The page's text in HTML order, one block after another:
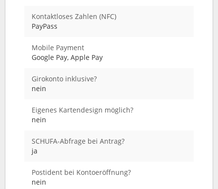
Kontaktloses Zahlen (NFC)
PayPass
Mobile Payment
Google Pay, Apple Pay
Girokonto inklusive?
nein
Eigenes Kartendesign möglich?
nein
SCHUFA-Abfrage bei Antrag?
ja
Postident bei Kontoeröffnung?
nein